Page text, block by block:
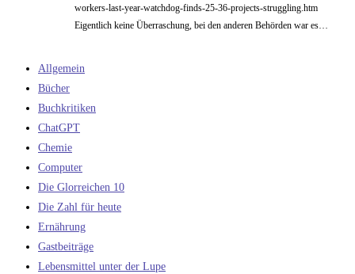
workers-last-year-watchdog-finds-25-36-projects-struggling.htm
Eigentlich keine Überraschung, bei den anderen Behörden war es…
Allgemein
Bücher
Buchkritiken
ChatGPT
Chemie
Computer
Die Glorreichen 10
Die Zahl für heute
Ernährung
Gastbeiträge
Lebensmittel unter der Lupe